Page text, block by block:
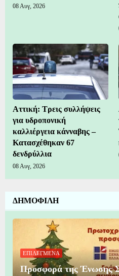
08 Αυγ, 2026
Αττική: Τρεις συλλήψεις
για υδροπονική
καλλιέργεια κάνναβης –
Κατασχέθηκαν 67
δενδρύλλια
08 Αυγ, 2026
ΔΗΜΟΦΙΛΗ
ΕΠΙΛΕΓΜΕΝΑ
Προσφορά της Ένωσης